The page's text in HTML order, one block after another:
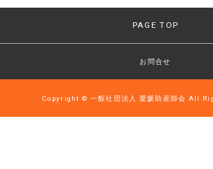
PAGE TOP
お問合せ
Copyright © 一般社団法人 愛媛助産師会 All